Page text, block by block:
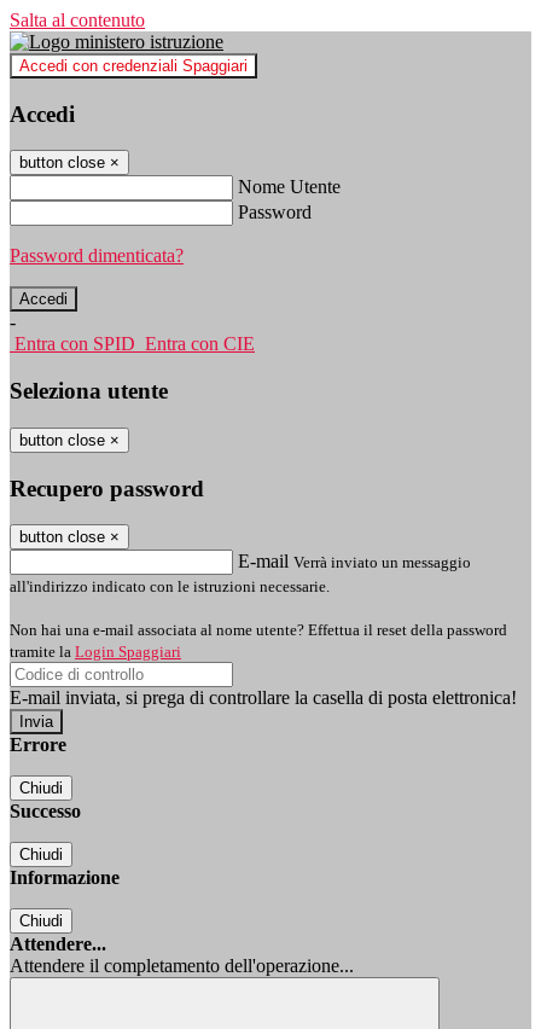
Salta al contenuto
Accedi con credenziali Spaggiari
Accedi
button close ×
Nome Utente
Password
Password dimenticata?
-
Entra con SPID Entra con CIE
Seleziona utente
button close ×
Recupero password
button close ×
E-mail Verrà inviato un messaggio
all'indirizzo indicato con le istruzioni necessarie.
Non hai una e-mail associata al nome utente? Effettua il reset della password
tramite la Login Spaggiari
E-mail inviata, si prega di controllare la casella di posta elettronica!
Errore
Chiudi
Successo
Chiudi
Informazione
Chiudi
Attendere...
Attendere il completamento dell'operazione...